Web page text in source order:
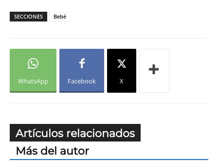
SECCIONES Bebé
WhatsApp Facebook X
Artículos relacionados
Más del autor